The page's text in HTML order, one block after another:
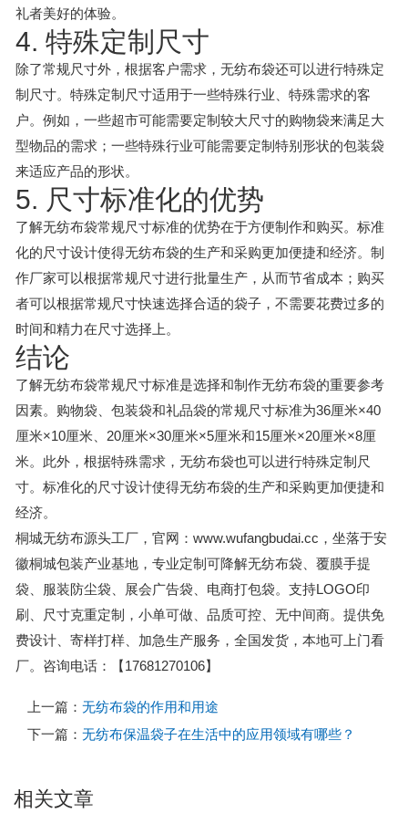
礼者美好的体验。
4. 特殊定制尺寸
除了常规尺寸外，根据客户需求，无纺布袋还可以进行特殊定
制尺寸。特殊定制尺寸适用于一些特殊行业、特殊需求的客
户。例如，一些超市可能需要定制较大尺寸的购物袋来满足大
型物品的需求；一些特殊行业可能需要定制特别形状的包装袋
来适应产品的形状。
5. 尺寸标准化的优势
了解无纺布袋常规尺寸标准的优势在于方便制作和购买。标准
化的尺寸设计使得无纺布袋的生产和采购更加便捷和经济。制
作厂家可以根据常规尺寸进行批量生产，从而节省成本；购买
者可以根据常规尺寸快速选择合适的袋子，不需要花费过多的
时间和精力在尺寸选择上。
结论
了解无纺布袋常规尺寸标准是选择和制作无纺布袋的重要参考
因素。购物袋、包装袋和礼品袋的常规尺寸标准为36厘米×40
厘米×10厘米、20厘米×30厘米×5厘米和15厘米×20厘米×8厘
米。此外，根据特殊需求，无纺布袋也可以进行特殊定制尺
寸。标准化的尺寸设计使得无纺布袋的生产和采购更加便捷和
经济。
桐城无纺布源头工厂，官网：www.wufangbudai.cc，坐落于安
徽桐城包装产业基地，专业定制可降解无纺布袋、覆膜手提
袋、服装防尘袋、展会广告袋、电商打包袋。支持LOGO印
刷、尺寸克重定制，小单可做、品质可控、无中间商。提供免
费设计、寄样打样、加急生产服务，全国发货，本地可上门看
厂。咨询电话：【17681270106】
上一篇： 无纺布袋的作用和用途
下一篇： 无纺布保温袋子在生活中的应用领域有哪些？
相关文章